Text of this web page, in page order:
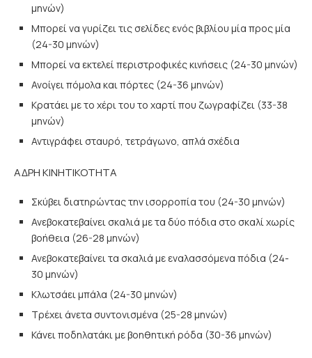
μηνών)
Μπορεί να γυρίζει τις σελίδες ενός βιβλίου μία προς μία
(24-30 μηνών)
Μπορεί να εκτελεί περιστροφικές κινήσεις (24-30 μηνών)
Ανοίγει πόμολα και πόρτες (24-36 μηνών)
Κρατάει με το χέρι του το χαρτί που ζωγραφίζει (33-38
μηνών)
Αντιγράφει σταυρό, τετράγωνο, απλά σχέδια
ΑΔΡΗ ΚΙΝΗΤΙΚΟΤΗΤΑ
Σκύβει διατηρώντας την ισορροπία του (24-30 μηνών)
Ανεβοκατεβαίνει σκαλιά με τα δύο πόδια στο σκαλί χωρίς
βοήθεια (26-28 μηνών)
Ανεβοκατεβαίνει τα σκαλιά με εναλασσόμενα πόδια (24-
30 μηνών)
Κλωτσάει μπάλα (24-30 μηνών)
Τρέχει άνετα συντονισμένα (25-28 μηνών)
Κάνει ποδηλατάκι με βοηθητική ρόδα (30-36 μηνών)